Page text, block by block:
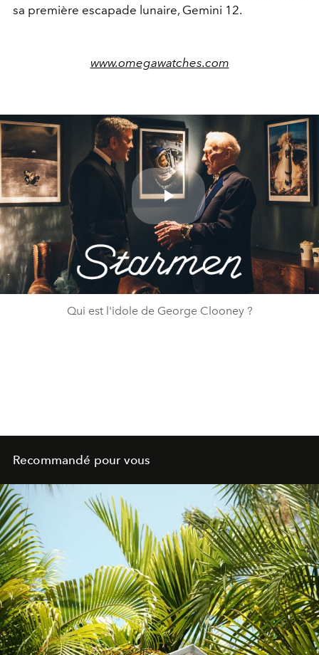
sa première escapade lunaire, Gemini 12.
www.omegawatches.com
Play
Video
Qui est l'idole de George Clooney ?
Recommandé pour vous